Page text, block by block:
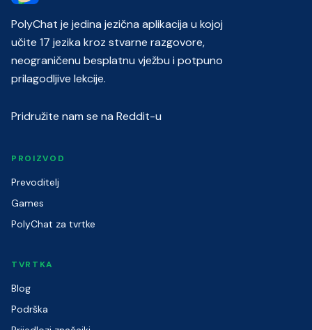
PolyChat je jedina jezična aplikacija u kojoj
učite 17 jezika kroz stvarne razgovore,
neograničenu besplatnu vježbu i potpuno
prilagodljive lekcije.
Pridružite nam se na Reddit-u
PROIZVOD
Prevoditelj
Games
PolyChat za tvrtke
TVRTKA
Blog
Podrška